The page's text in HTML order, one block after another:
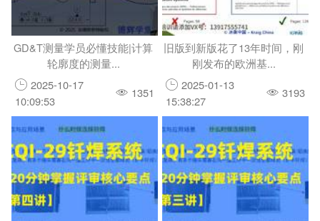
GD&T测量学员必懂技能|计算
轮廓度的测量...
2025-10-17
10:09:53
1351
旧版到新版花了13年时间，刚
刚发布的欧洲基...
2025-01-13
15:38:27
3193